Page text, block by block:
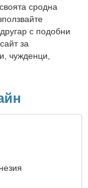
сродна
с подобни
за
чужденци,